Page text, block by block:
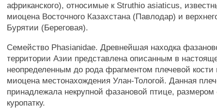
африканского), относимые к Struthio asiaticus,
миоцена Восточного Казахстана (Павлодар) и
Бурятии (Береговая).
Семейство Phasianidae. Древнейшая находка
территории Азии представлена описанным в
неопределенным до рода фрагментом плечевой кости
миоцена местонахождения Улан-Тологой. Данная
принадлежала некрупной фазановой птице,
куропатку.